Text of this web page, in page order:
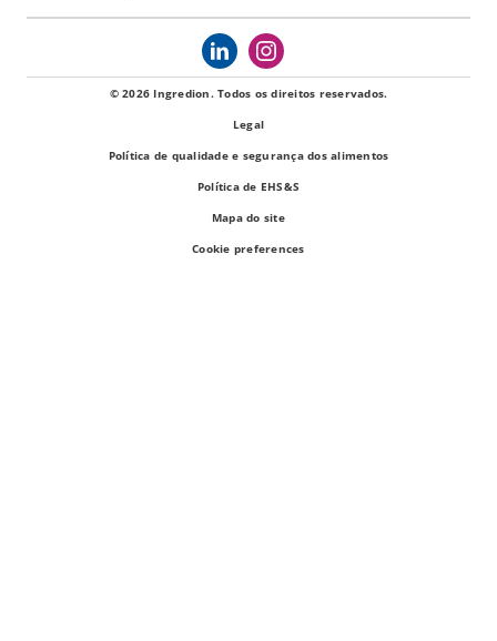
© 2026 Ingredion. Todos os direitos reservados.
Legal
Política de qualidade e segurança dos alimentos
Política de EHS&S
Mapa do site
Cookie preferences